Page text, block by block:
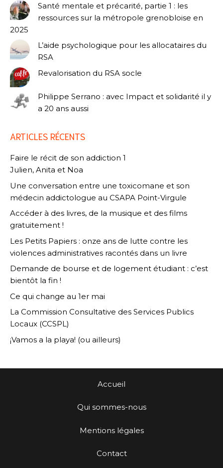
Santé mentale et précarité, partie 1 : les
ressources sur la métropole grenobloise en
2025
L’aide psychologique pour les allocataires du
RSA
Revalorisation du RSA socle
Philippe Serrano : avec Impact et solidarité il y
a 20 ans aussi
ARTICLES RÉCENTS
Faire le récit de son addiction 1
Julien, Anita et Noa
Une conversation entre une toxicomane et son
médecin addictologue au CSAPA Point-Virgule
Accéder à des livres, de la musique et des films
gratuitement !
Les Petits Papiers : onze ans de lutte contre les
violences administratives racontés dans un livre
Demande de bourse et de logement étudiant : c’est
bientôt la fin !
Ce qui change au 1er mai
La Commission Consultative des Services Publics
Locaux (CCSPL)
¡Vamos a la playa! (ou ailleurs)
Accueil
Qui sommes-nous
Mentions légales
Contact